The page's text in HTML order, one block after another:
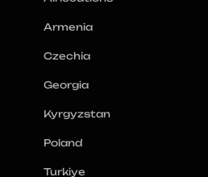
Armenia
Czechia
Georgia
Kyrgyzstan
Poland
Turkiye